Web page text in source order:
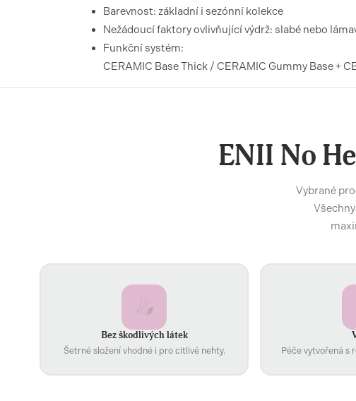
Barevnost: základní i sezónní kolekce
Nežádoucí faktory ovlivňující výdrž: slabé nebo
Funkční systém:
CERAMIC Base Thick / CERAMIC Gummy Base +
ENII No
Vybrané
Bez škodlivých látek
Šetrné složení vhodné i pro citlivé nehty. Péče vytvořená s